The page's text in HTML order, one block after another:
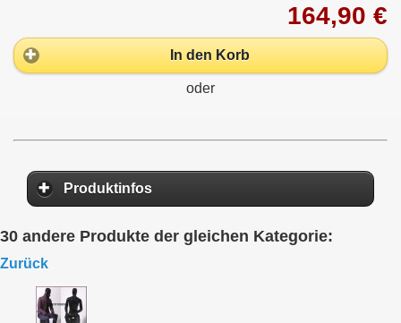
164,90 €
In den Korb
oder
Produktinfos
30 andere Produkte der gleichen Kategorie:
Zurück